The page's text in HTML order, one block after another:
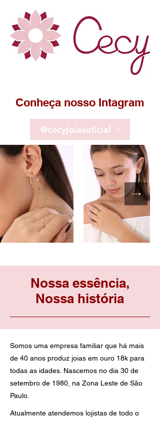
Conheça nosso Intagram
@cecyjoiasoficial
Nossa essência,
Nossa história
Somos uma empresa familiar que há mais
de 40 anos produz joias em ouro 18k para
todas as idades. Nascemos no dia 30 de
setembro de 1980, na Zona Leste de São
Paulo.
Atualmente atendemos lojistas de todo o